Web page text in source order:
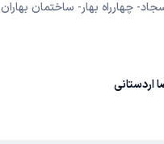
چهارراه بهار- ساختمان بهاران